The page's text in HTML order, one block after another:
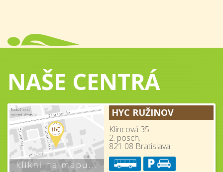
NAŠE CENTRÁ
HYC RUŽINOV
Klincová 35
2. posch.
821 08 Bratislava